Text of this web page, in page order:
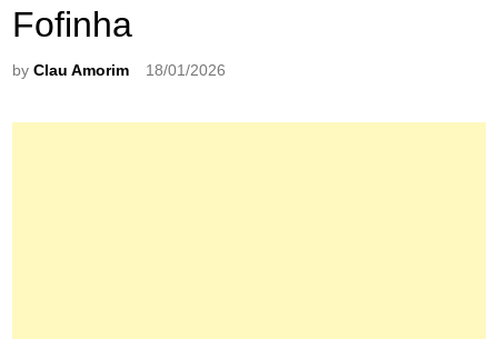
Fofinha
byClau Amorim 18/01/2026